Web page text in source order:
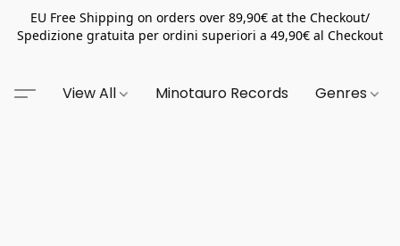
EU Free Shipping on orders over 89,90€ at the Checkout/
Spedizione gratuita per ordini superiori a 49,90€ al Checkout
View All Minotauro Records Genres